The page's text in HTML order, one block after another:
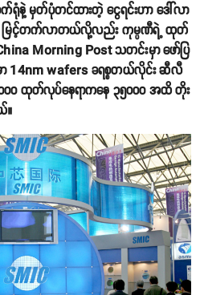
က်ရုံနဲ့ မှတ်ပုံတင်ထားတဲ့ ငွေရင်းဟာ ဒေါ်လာ
မြင့်တက်လာတယ်လို့လည်း ကုမ္ပဏီရဲ့ ထုတ်
Morning Post သတင်းမှာ ဖော်ပြ
14nm wafers ခရစ္စတယ်လိုင်း ဆီလီ
၀၀၀ ထုတ်လုပ်နေရာကနေ ၃၅၀၀၀ အထိ တိုး
။